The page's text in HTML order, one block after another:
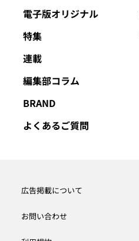
電子版オリジナル
特集
連載
編集部コラム
BRAND
よくあるご質問
広告掲載について
お問い合わせ